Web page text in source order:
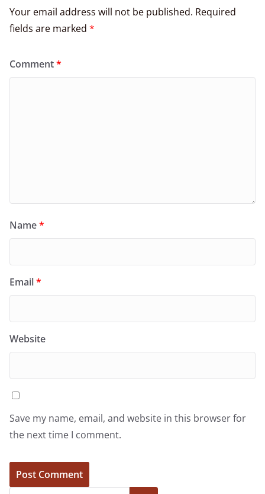
Your email address will not be published. Required
fields are marked *
Comment*
Name*
Email*
Website
Save my name, email, and website in this browser for
the next time I comment.